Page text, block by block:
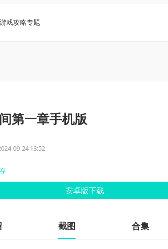
游戏攻略专题
第一章手机版
09-24 13:52
安卓版下载
截图 合集